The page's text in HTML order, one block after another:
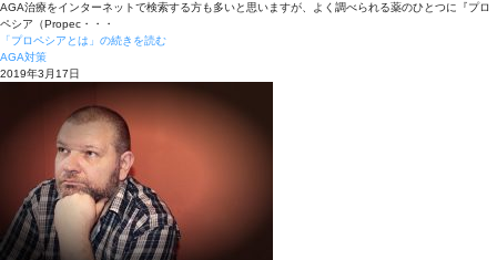
AGA治療をインターネットで検索する方も多いと思いますが、よく調べられる薬のひとつに『プロ
ペシア（Propec・・・
「プロペシアとは」の続きを読む
AGA対策
2019年3月17日